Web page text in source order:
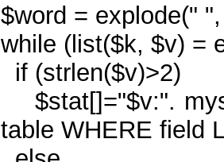
$word = explode("
while (list($k, $v) =
if (strlen($v)>2)
$stat[]="$v:".
table WHERE field